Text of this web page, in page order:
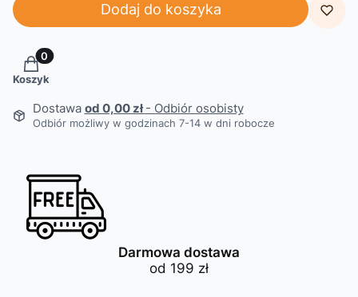
Dodaj do koszyka
Produkty w koszyku: 0. Zobacz szczegóły
Koszyk
Dostawa od 0,00 zł- Odbiór osobisty
Odbiór możliwy w godzinach 7-14 w dni robocze
Darmowa dostawa
od 199 zł